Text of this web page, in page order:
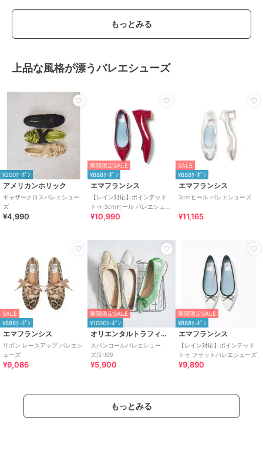
もっとみる
上品な風格が漂うバレエシューズ
¥200ｸｰﾎﾟﾝ
アメリカンホリック
ギャザークロスバレエシュー
ズ
¥4,990
期間限定SALE
¥888ｸｰﾎﾟﾝ
エマフランシス
【レイン対応】ポインテッド
トゥ 3cmヒール バレエシュー
ズ
¥10,990
SALE
¥888ｸｰﾎﾟﾝ
エマフランシス
3cmヒール バレエシューズ
¥11,165
SALE
¥888ｸｰﾎﾟﾝ
エマフランシス
リボン レースアップ バレエシ
ューズ
¥9,086
期間限定SALE
¥1000ｸｰﾎﾟﾝ
オリエンタルトラフィック
スパンコールバレエシュー
ズ/51109
¥5,900
期間限定SALE
¥888ｸｰﾎﾟﾝ
エマフランシス
【レイン対応】ポインテッド
トゥ フラットバレエシューズ
¥9,890
もっとみる